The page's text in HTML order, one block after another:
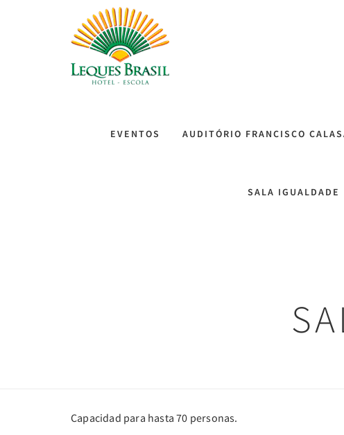
EVENTOS AUDITÓRIO FRANCISCO
SALA IGUALDADE
Capacidad para hasta 70 personas.